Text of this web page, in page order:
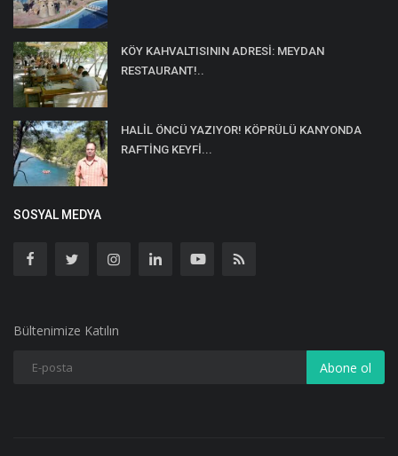
KÖY KAHVALTISININ ADRESİ: MEYDAN
RESTAURANT!..
HALİL ÖNCÜ YAZIYOR! KÖPRÜLÜ KANYONDA
RAFTİNG KEYFİ...
SOSYAL MEDYA
Bültenimize Katılın
Abone ol